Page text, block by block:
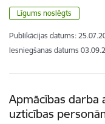
Līgums noslēgts
Publikācijas datums:
Iesniegšanas datums
Apmācības darba
uzticības